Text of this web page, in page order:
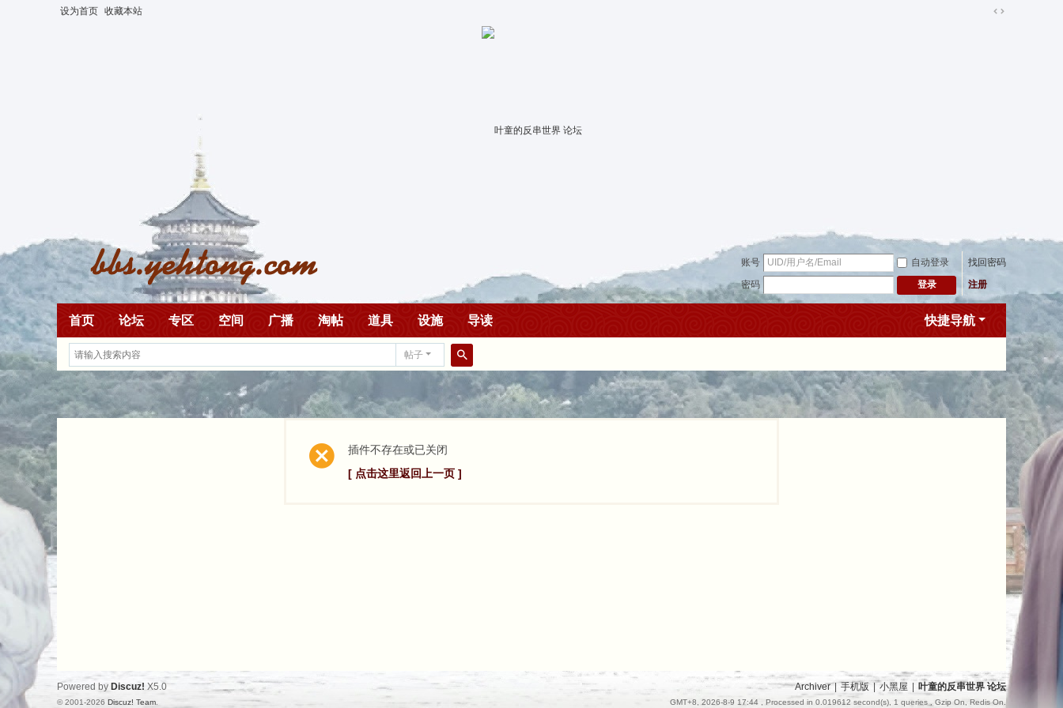
设为首页 收藏本站
账号 自动登录
找回密码
密码
登录 注册
快捷导航
首页 论坛 专区 空间 广播 淘帖 道具 设施 导读
帖子
搜
索
插件不存在或已关闭
[ 点击这里返回上一页 ]
Archiver | 手机版 小黑屋 叶童的反串世界 论坛
GMT+8, 2026-8-9 17:44 , Processed in 0.019612 second(s), 1 queries , Gzip On, Redis On.
Powered by Discuz! X5.0
© 2001-2026 Discuz! Team